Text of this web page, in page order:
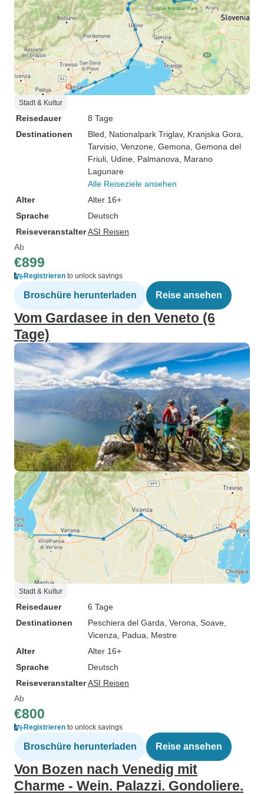
Stadt & Kultur
Reisedauer
8 Tage
Destinationen
Bled , Nationalpark Triglav, Kranjska Gora
Tarvisio , Venzone , Gemona , Gemona del
Friuli , Udine , Palmanova , Marano
Lagunare
Alle Reiseziele ansehen
Alter
Alter 16+
Sprache
Deutsch
ReiseveranstalterASI Reisen
Ab
€899
Registrieren to unlock savings
Broschüre herunterladen Reise ansehen
Vom Gardasee in den Veneto (6
Tage)
Stadt & Kultur
Reisedauer
6 Tage
Destinationen
Peschiera del Garda , Verona , Soave
Vicenza , Padua , Mestre
Alter
Alter 16+
Sprache
Deutsch
ReiseveranstalterASI Reisen
Ab
€800
Registrieren to unlock savings
Broschüre herunterladen Reise ansehen
Von Bozen nach Venedig mit
Charme - Wein. Palazzi. Gondoliere.